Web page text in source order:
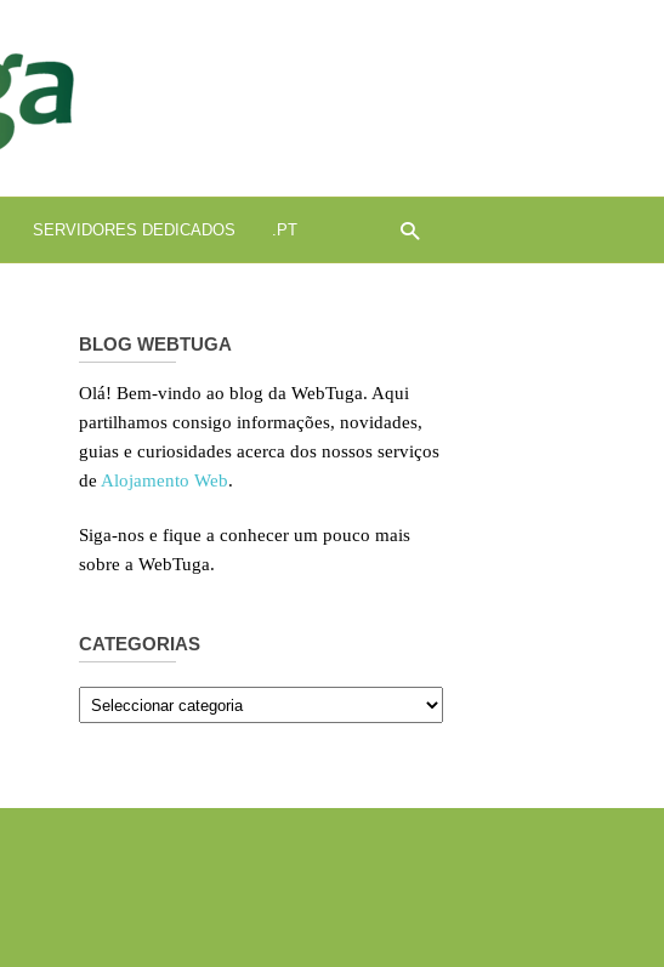
SERVIDORES DEDICADOS .PT
BLOG WEBTUGA
Olá! Bem-vindo ao blog da WebTuga. Aqui
partilhamos consigo informações, novidades,
guias e curiosidades acerca dos nossos serviços
de Alojamento Web.
Siga-nos e fique a conhecer um pouco mais
sobre a WebTuga.
CATEGORIAS
Categorias